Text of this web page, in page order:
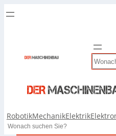
Search
RobotikMechanikElektrik
Search